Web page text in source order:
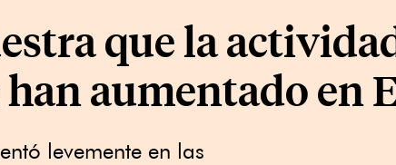
que la
aumentado en
levemente en las